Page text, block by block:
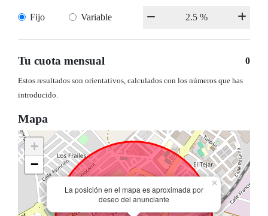
Fijo Variable
Tu cuota mensual 0
Estos resultados son orientativos, calculados con los números que has
introducido.
Mapa
La posición en el mapa es aproximada por
deseo del anunciante
×
+
−